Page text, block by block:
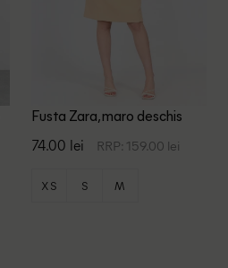
Fusta Zara, maro deschis
74.00 lei RRP: 159.00 lei
XS S M